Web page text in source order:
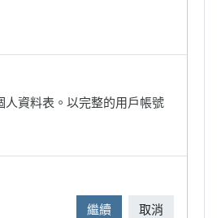
人資料表。以完整的用戶帳號
繼續 取消